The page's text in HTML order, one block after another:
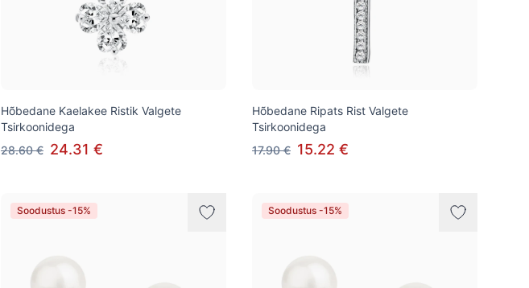
Hõbedane Kaelakee Ristik Valgete
Tsirkoonidega
28.60 € 24.31 €
Hõbedane Ripats Rist Valgete
Tsirkoonidega
17.90 € 15.22 €
Soodustus -15% Soodustus -15%